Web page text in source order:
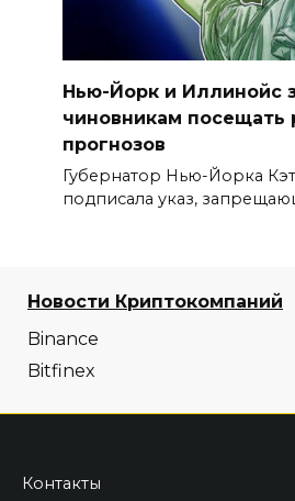
Нью-Йорк и Иллинойс
чиновникам посещать
прогнозов
Губернатор Нью-Йорка
подписала указ,
Новости Криптокомпаний
Binance
Bitfinex
Контакты